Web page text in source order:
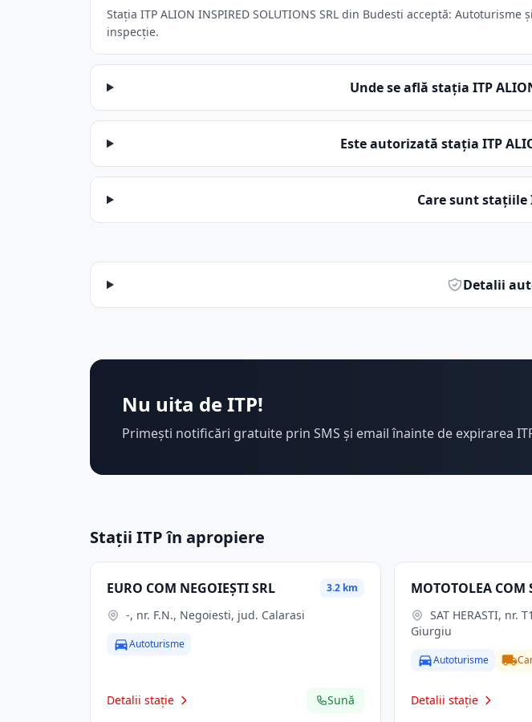
Stația ITP ALION INSPIRED SOLUTIONS SRL din Budesti acceptă:
inspecție.
Unde se află stația ITP
Este autorizată stația ITP
Care sunt stațiile
Detalii
Nu uita de ITP!
Primești notificări gratuite prin SMS și email înainte de expirarea
Stații ITP în apropiere
EURO COM NEGOIEŞTI SRL 3.2 km
-, nr. F.N., Negoiesti, jud. Calarasi
Autoturisme
Detalii stație Sună
MOTOTOLEA COM
Giurgiu
Autoturisme
Detalii stație